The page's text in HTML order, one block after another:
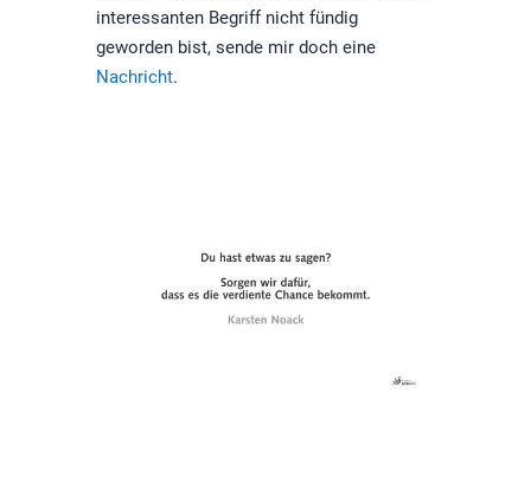
interessanten Begriff nicht fündig
geworden bist, sende mir doch eine
Nachricht.